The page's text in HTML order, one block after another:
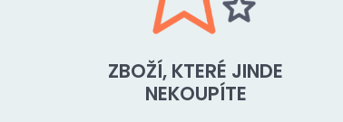
ZBOŽÍ, KTERÉ JINDE
NEKOUPÍTE